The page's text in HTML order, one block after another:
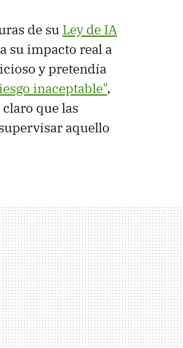
de su Ley de IA
su impacto real a
y pretendía
inaceptable",
que las
aquello